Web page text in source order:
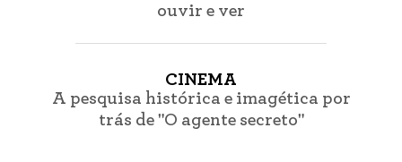
ouvir e ver
CINEMA
A pesquisa histórica e imagética por
trás de "O agente secreto"